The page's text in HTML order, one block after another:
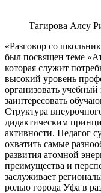
Тагирова Алсу
«Разговор со
был посвящен теме
которая служит
высокий уровень
организовать
заинтересовать
Структура
дидактическим
активности. Педагог
охватить самые
развития атомной
преимущества и
заслуживает
ролью города Уфа в